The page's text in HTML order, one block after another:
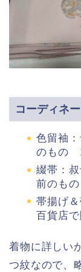
コーディネ
色留袖
のもの
綴帯：
前のもの
帯揚げ
百貨店で
着物に詳しい
つ紋なので、